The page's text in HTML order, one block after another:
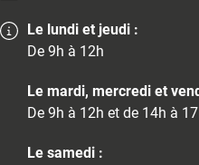
Le lundi et jeudi :
De 9h à 12h
Le mardi, mercredi et
De 9h à 12h et de 14h à
Le samedi :